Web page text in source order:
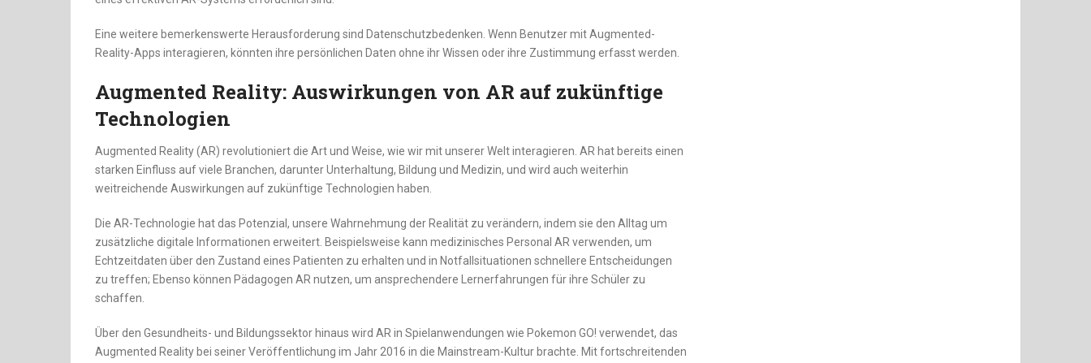
Eine weitere bemerkenswerte Herausforderung sind Datenschutzbedenken. Wenn Benutzer mit Augmented-
Reality-Apps interagieren, könnten ihre persönlichen Daten ohne ihr Wissen oder ihre Zustimmung erfasst werden.
Augmented Reality: Auswirkungen von AR auf zukünftige
Technologien
Augmented Reality (AR) revolutioniert die Art und Weise, wie wir mit unserer Welt interagieren. AR hat bereits einen
starken Einfluss auf viele Branchen, darunter Unterhaltung, Bildung und Medizin, und wird auch weiterhin
weitreichende Auswirkungen auf zukünftige Technologien haben.
Die AR-Technologie hat das Potenzial, unsere Wahrnehmung der Realität zu verändern, indem sie den Alltag um
zusätzliche digitale Informationen erweitert. Beispielsweise kann medizinisches Personal AR verwenden, um
Echtzeitdaten über den Zustand eines Patienten zu erhalten und in Notfallsituationen schnellere Entscheidungen
zu treffen; Ebenso können Pädagogen AR nutzen, um ansprechendere Lernerfahrungen für ihre Schüler zu
schaffen.
Über den Gesundheits- und Bildungssektor hinaus wird AR in Spielanwendungen wie Pokemon GO! verwendet, das
Augmented Reality bei seiner Veröffentlichung im Jahr 2016 in die Mainstream-Kultur brachte. Mit fortschreitenden